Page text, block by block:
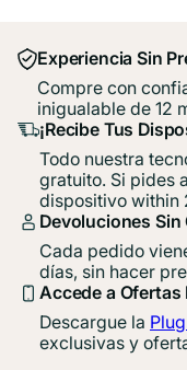
Experiencia Sin
Compre con
inigualable de 12
¡Recibe Tus
Todo nuestra
gratuito. Si pides
dispositivo within
Devoluciones
Cada pedido
días, sin hacer
Accede a
Descargue la
exclusivas y